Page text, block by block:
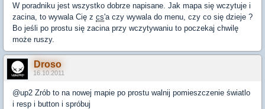
W poradniku jest wszystko dobrze napisane. Jak mapa się wczytuje i
zacina, to wywala Cię z cs'a czy wywala do menu, czy co się dzieje ?
Bo jeśli po prostu się zacina przy wczytywaniu to poczekaj chwilę
może ruszy.
Droso
16.10.2011
@up2 Zrób to na nowej mapie po prostu walnij pomieszczenie światlo
i resp i button i spróbuj